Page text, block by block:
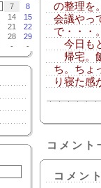
7
8
14
15
21
22
28
29
- -
の整理を
会議やっ
で・・・
今日も
帰宅。
ち。ちょ
り寝た感
コメント
コメン